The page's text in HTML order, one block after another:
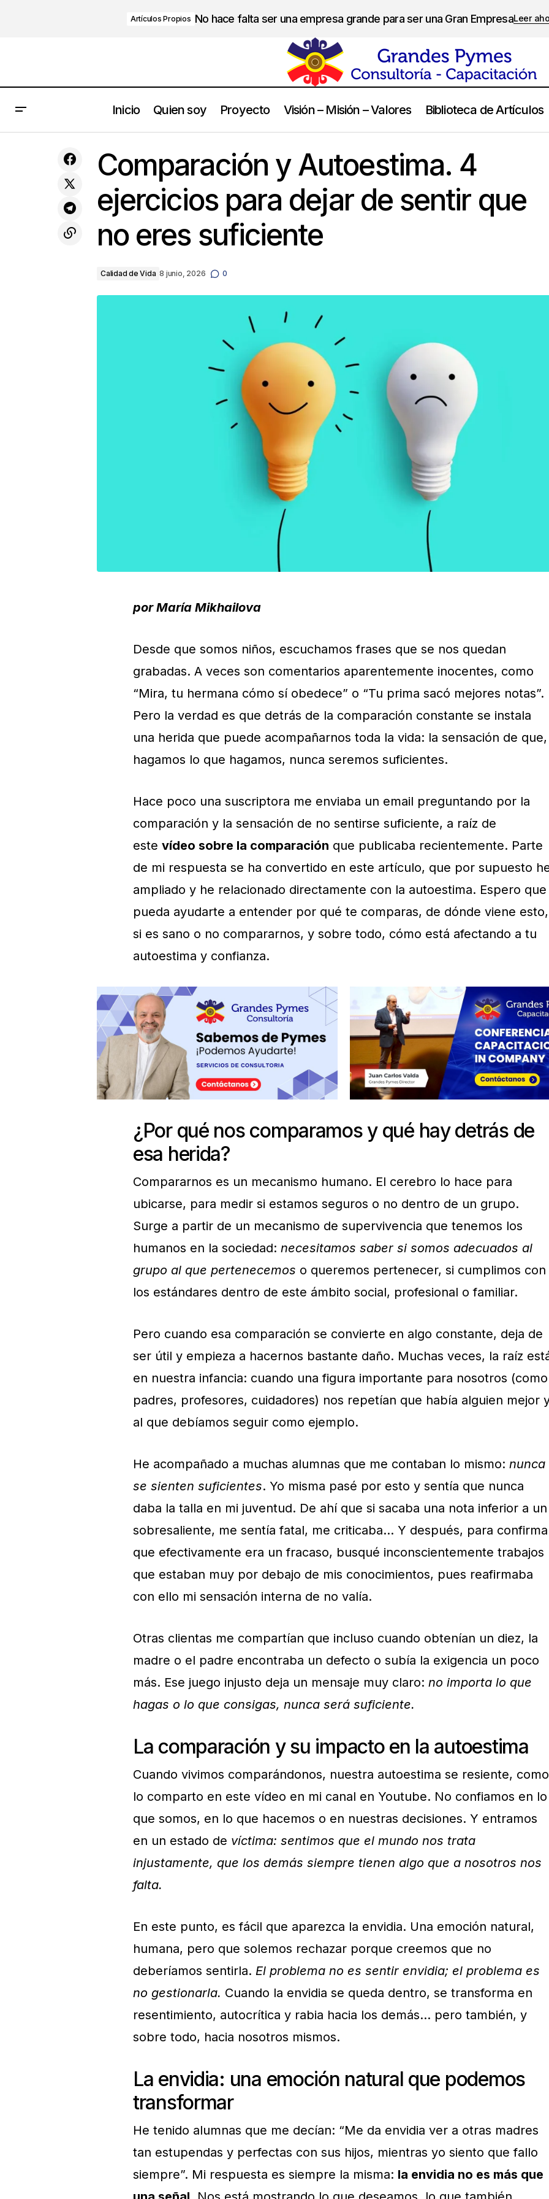
Artículos Propios No hace falta ser una empresa grande para ser una Gran EmpresaLeer
Inicio Quien soy Proyecto Visión – Misión – Valores Biblioteca de Artículos
para el cambio de generación?
Calidad de Vida Comparación y Autoestima. 4 ejercicios para dejar de sentir que
Comparación y Autoestima. 4
ejercicios para dejar de sentir que
no eres suficiente
Calidad de Vida 8 junio, 2026 0
por María Mikhailova
Desde que somos niños, escuchamos frases que se nos quedan
grabadas. A veces son comentarios aparentemente inocentes, como
“Mira, tu hermana cómo sí obedece” o “Tu prima sacó mejores notas”.
Pero la verdad es que detrás de la comparación constante se instala
una herida que puede acompañarnos toda la vida: la sensación de que,
hagamos lo que hagamos, nunca seremos suficientes.
Hace poco una suscriptora me enviaba un email preguntando por la
comparación y la sensación de no sentirse suficiente, a raíz de
este vídeo sobre la comparación que publicaba recientemente. Parte
de mi respuesta se ha convertido en este artículo, que por supuesto
ampliado y he relacionado directamente con la autoestima. Espero que
pueda ayudarte a entender por qué te comparas, de dónde viene esto,
si es sano o no compararnos, y sobre todo, cómo está afectando a tu
autoestima y confianza.
¿Por qué nos comparamos y qué hay detrás de
esa herida?
Compararnos es un mecanismo humano. El cerebro lo hace para
ubicarse, para medir si estamos seguros o no dentro de un grupo.
Surge a partir de un mecanismo de supervivencia que tenemos los
humanos en la sociedad: necesitamos saber si somos adecuados al
grupo al que pertenecemos o queremos pertenecer, si cumplimos con
los estándares dentro de este ámbito social, profesional o familiar.
Pero cuando esa comparación se convierte en algo constante, deja de
ser útil y empieza a hacernos bastante daño. Muchas veces, la raíz
en nuestra infancia: cuando una figura importante para nosotros (como
padres, profesores, cuidadores) nos repetían que había alguien mejor
al que debíamos seguir como ejemplo.
He acompañado a muchas alumnas que me contaban lo mismo: nunca
se sienten suficientes. Yo misma pasé por esto y sentía que nunca
daba la talla en mi juventud. De ahí que si sacaba una nota inferior a un
sobresaliente, me sentía fatal, me criticaba… Y después, para
que efectivamente era un fracaso, busqué inconscientemente trabajos
que estaban muy por debajo de mis conocimientos, pues reafirmaba
con ello mi sensación interna de no valía.
Otras clientas me compartían que incluso cuando obtenían un diez, la
madre o el padre encontraba un defecto o subía la exigencia un poco
más. Ese juego injusto deja un mensaje muy claro: no importa lo que
hagas o lo que consigas, nunca será suficiente.
La comparación y su impacto en la autoestima
Cuando vivimos comparándonos, nuestra autoestima se resiente, como
lo comparto en este vídeo en mi canal en Youtube. No confiamos en lo
que somos, en lo que hacemos o en nuestras decisiones. Y entramos
en un estado de víctima: sentimos que el mundo nos trata
injustamente, que los demás siempre tienen algo que a nosotros nos
falta.
En este punto, es fácil que aparezca la envidia. Una emoción natural,
humana, pero que solemos rechazar porque creemos que no
deberíamos sentirla. El problema no es sentir envidia; el problema es
no gestionarla. Cuando la envidia se queda dentro, se transforma en
resentimiento, autocrítica y rabia hacia los demás… pero también, y
sobre todo, hacia nosotros mismos.
La envidia: una emoción natural que podemos
transformar
He tenido alumnas que me decían: “Me da envidia ver a otras madres
tan estupendas y perfectas con sus hijos, mientras yo siento que fallo
siempre”. Mi respuesta es siempre la misma: la envidia no es más que